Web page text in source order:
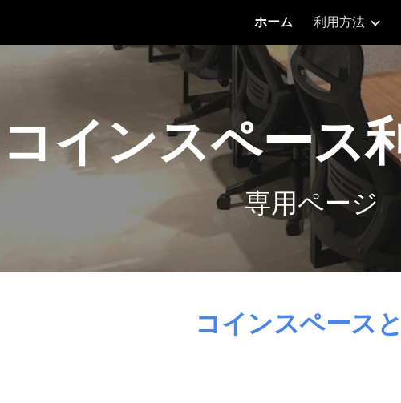
ホーム 利用方法
コインスペース
専用ページ
コインスペース